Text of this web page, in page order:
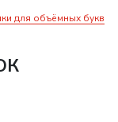
для объёмных букв